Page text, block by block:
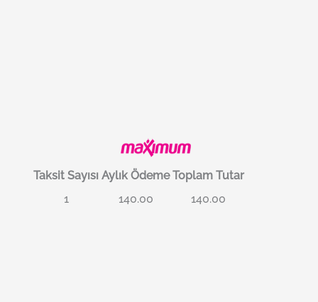
Taksit Sayısı Aylık Ödeme Toplam Tutar
1
140.00 140.00